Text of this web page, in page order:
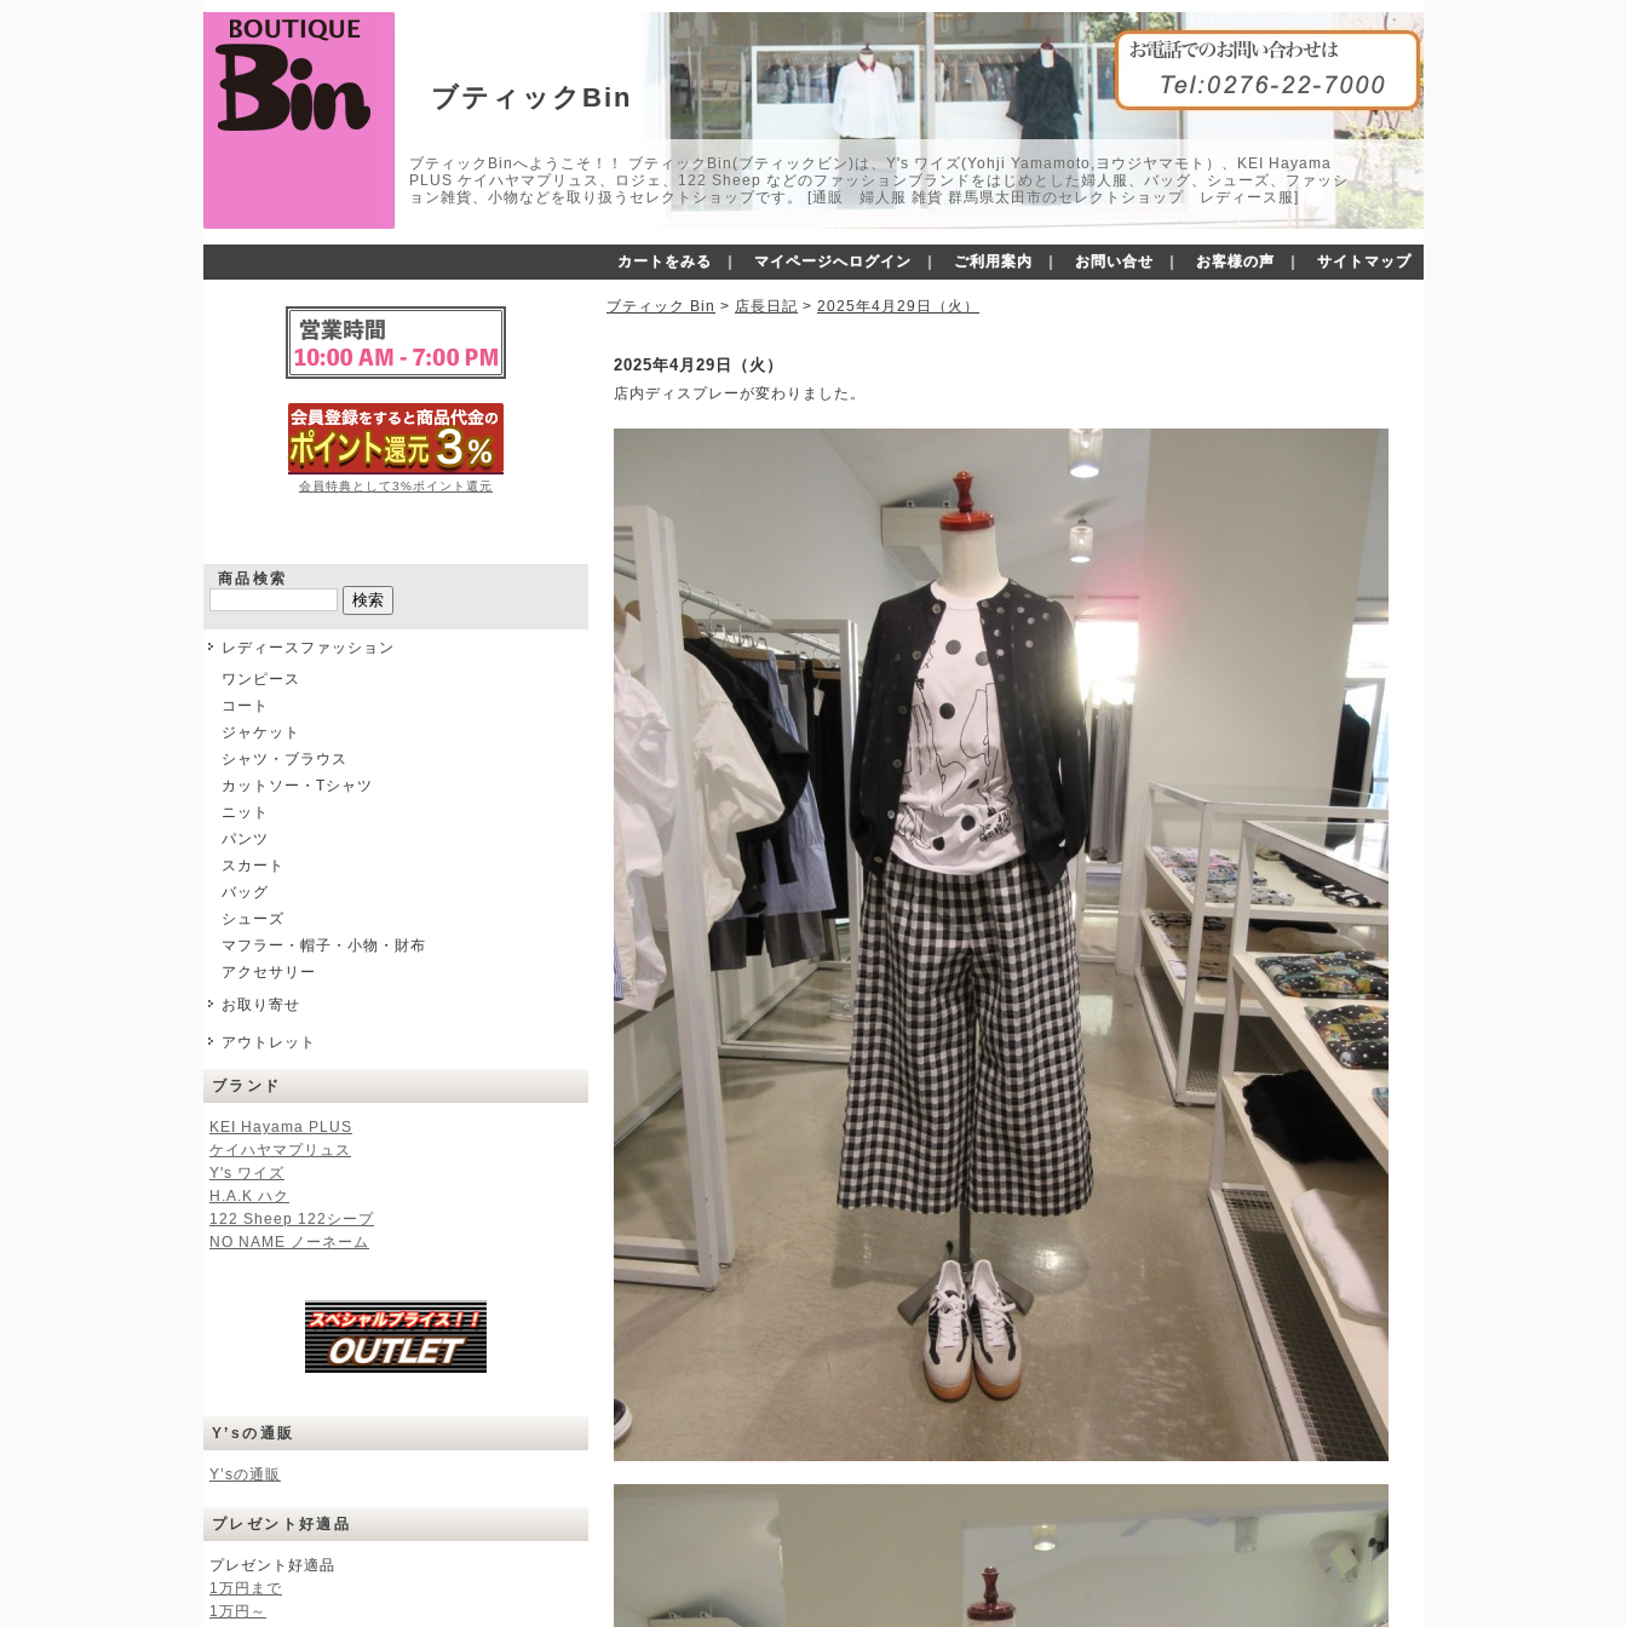
ブティックBin
ブティックBinへようこそ！！ ブティックBin(ブティックビン)は、Y's ワイズ(Yohji Yamamoto,ヨウジヤマモト）、KEI Hayama
PLUS ケイハヤマプリュス、ロジェ、122 Sheep などのファッションブランドをはじめとした婦人服、バッグ、シューズ、ファッシ
ョン雑貨、小物などを取り扱うセレクトショップです。 [通販 婦人服 雑貨 群馬県太田市のセレクトショップ レディース服]
カートをみる マイページへログイン ご利用案内 お問い合せ お客様の声 サイトマップ
会員特典として3%ポイント還元
商品検索
レディースファッション
ワンピース
コート
ジャケット
シャツ・ブラウス
カットソー・Tシャツ
ニット
パンツ
スカート
バッグ
シューズ
マフラー・帽子・小物・財布
アクセサリー
お取り寄せ
アウトレット
ブランド
KEI Hayama PLUS
ケイハヤマプリュス
Y's ワイズ
H.A.K ハク
122 Sheep 122シープ
NO NAME ノーネーム
Y’sの通販
Y’sの通販
プレゼント好適品
プレゼント好適品
1万円まで
1万円～
ブティック Bin > 店長日記 > 2025年4月29日（火）
2025年4月29日（火）
店内ディスプレーが変わりました。